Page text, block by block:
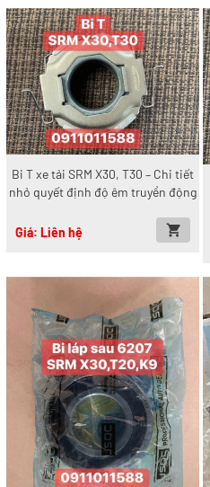
Bi T xe tải SRM X30, T30 – Chi tiết
nhỏ quyết định độ êm truyền động
Giá: Liên hệ